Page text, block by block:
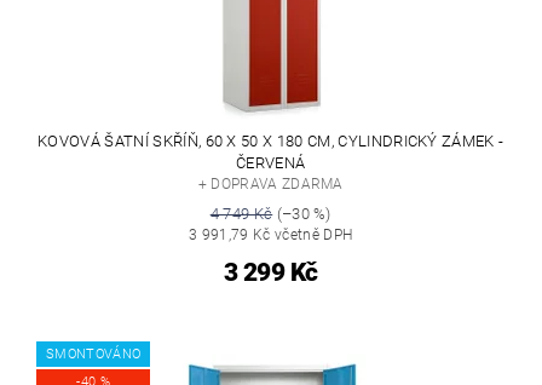
KOVOVÁ ŠATNÍ SKŘÍŇ, 60 X 50 X 180 CM, CYLINDRICKÝ ZÁMEK -
ČERVENÁ
+ DOPRAVA ZDARMA
4 749 Kč(–30 %)
3 991,79 Kč včetně DPH
3 299 Kč
SMONTOVÁNO